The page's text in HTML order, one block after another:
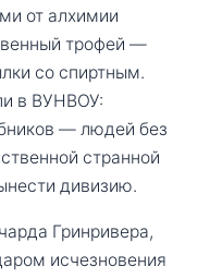
от алхимии
трофей —
со спиртным.
в ВУНВОУ:
— людей без
странной
дивизию.
Гринривера,
исчезновения